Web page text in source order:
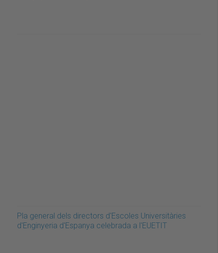
Pla general dels directors d'Escoles Universitàries
d'Enginyeria d'Espanya celebrada a l'EUETIT